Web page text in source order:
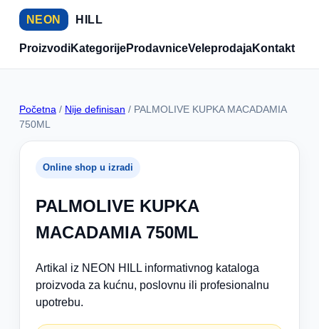
NEON HILL
ProizvodiKategorijeProdavniceVeleprodajaKontakt
Početna / Nije definisan / PALMOLIVE KUPKA MACADAMIA
750ML
Online shop u izradi
PALMOLIVE KUPKA
MACADAMIA 750ML
Artikal iz NEON HILL informativnog kataloga
proizvoda za kućnu, poslovnu ili profesionalnu
upotrebu.